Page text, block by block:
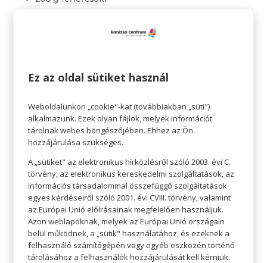
félretesszük hűlni. A megmaradt 150 g
habtejszínt felverjük, majd hozzáadjuk a többi
nyersanyagot. Csomómentesre keverjük, és
tölthetünk is. Dekorációhoz teszünk félre a
krémből, a maradékot harmadoljuk, és betöltjük
a tortát. Félretett krémmel bevonjuk, és
díszíthetjük.
Cupcake:
A répatorta mennyiségét felezzük, a tésztát
Ez az oldal sütiket használ
Weboldalunkon „cookie"-kat (továbbiakban „süti")
alkalmazunk. Ezek olyan fájlok, melyek információt
tárolnak webes böngészőjében. Ehhez az Ön
hozzájárulása szükséges.
A „sütiket" az elektronikus hírközlésről szóló 2003. évi C.
törvény, az elektronikus kereskedelmi szolgáltatások, az
információs társadalommal összefüggő szolgáltatások
egyes kérdéseiről szóló 2001. évi CVIII. törvény, valamint
az Európai Unió előírásainak megfelelően használjuk.
Azon weblapoknak, melyek az Európai Unió országain
belül működnek, a „sütik" használatához, és ezeknek a
felhasználó számítógépén vagy egyéb eszközén történő
tárolásához a felhasználók hozzájárulását kell kérniük.